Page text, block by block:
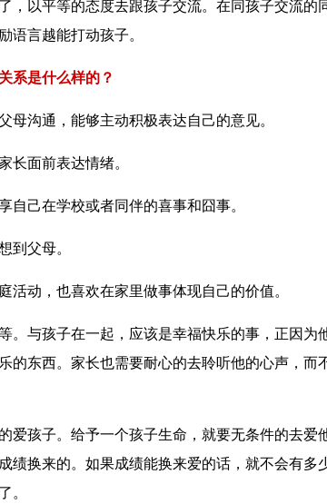
，以平等的态度去跟孩子交流。在同孩子交流的
语言越能打动孩子。
系是什么样的？
母沟通，能够主动积极表达自己的意见。
长面前表达情绪。
自己在学校或者同伴的喜事和囧事。
到父母。
活动，也喜欢在家里做事体现自己的价值。
。与孩子在一起，应该是幸福快乐的事，正因为
的东西。家长也需要耐心的去聆听他的心声，而
爱孩子。给予一个孩子生命，就要无条件的去爱
绩换来的。如果成绩能换来爱的话，就不会有多
。